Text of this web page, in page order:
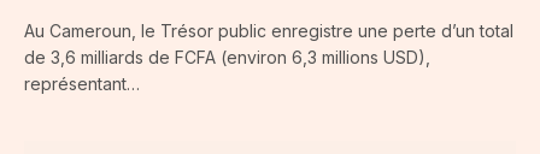
Au Cameroun, le Trésor public enregistre une perte d’un total
de 3,6 milliards de FCFA (environ 6,3 millions USD),
représentant…